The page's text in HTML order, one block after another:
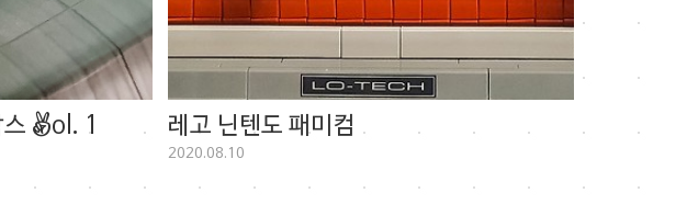
스 vol. 1
레고 닌텐도 패미컴
2020.08.10